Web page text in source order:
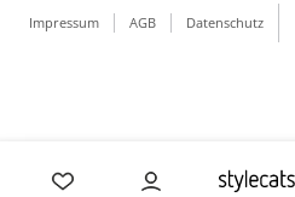
Impressum AGB Datenschutz